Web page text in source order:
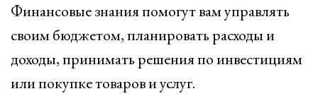
Финансовые знания помогут вам управлять
своим бюджетом, планировать расходы и
доходы, принимать решения по инвестициям
или покупке товаров и услуг.